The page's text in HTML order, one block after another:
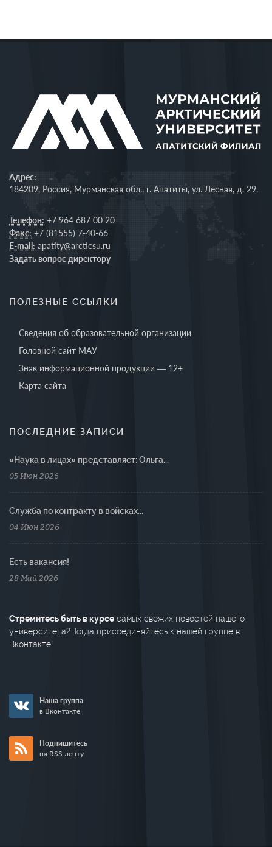
Адрес:
184209, Россия, Мурманская обл., г. Апатиты, ул. Лесная, д. 29.
Телефон: +7 964 687 00 20
Факс: +7 (81555) 7-40-66
E-mail: apatity@arcticsu.ru
Задать вопрос директору
ПОЛЕЗНЫЕ ССЫЛКИ
Сведения об образовательной организации
Головной сайт МАУ
Знак информационной продукции — 12+
Карта сайта
ПОСЛЕДНИЕ ЗАПИСИ
«Наука в лицах» представляет: Ольга...
05 Июн 2026
Cлужба по контракту в войсках...
04 Июн 2026
Есть вакансия!
28 Май 2026
Стремитесь быть в курсе самых свежих новостей нашего
университета? Тогда присоединяйтесь к нашей группе в
Вконтакте!
Наша группа
в Вконтакте
Подпишитесь
на RSS ленту